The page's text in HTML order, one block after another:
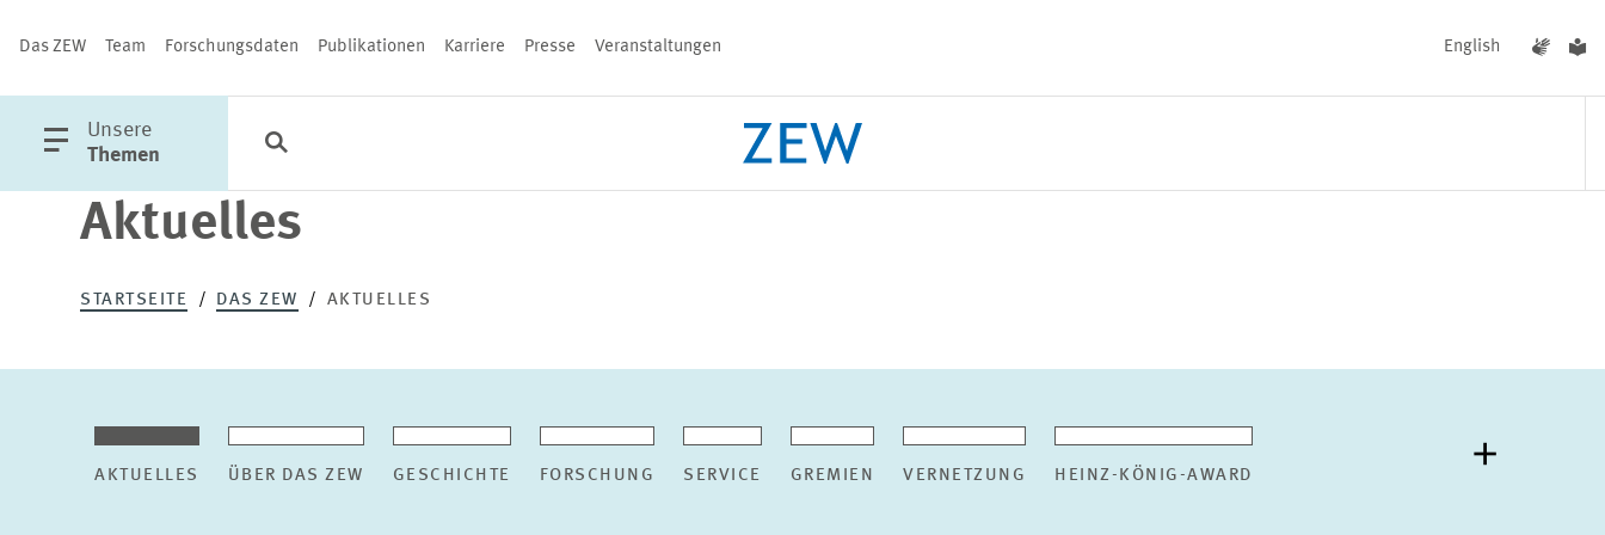
Das ZEW Team Forschungsdaten Publikationen Karriere Presse Veranstaltungen English
öffne
Hauptmenü
Unsere
Themen
Kategorien
Schließen
Aktuelles
STARTSEITE DAS ZEW AKTUELLES
AKTUELLES ÜBER DAS ZEW GESCHICHTE FORSCHUNG SERVICE GREMIEN VERNETZUNG HEINZ-KÖNIG-AWARD